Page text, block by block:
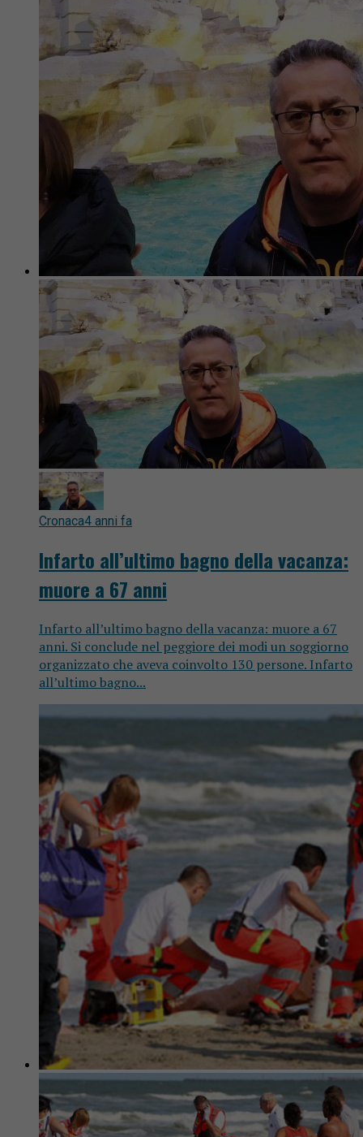
Cronaca4 anni fa
Infarto all’ultimo bagno della vacanza:
muore a 67 anni
Infarto all’ultimo bagno della vacanza: muore a 67
anni. Si conclude nel peggiore dei modi un soggiorno
organizzato che aveva coinvolto 130 persone. Infarto
all’ultimo bagno...